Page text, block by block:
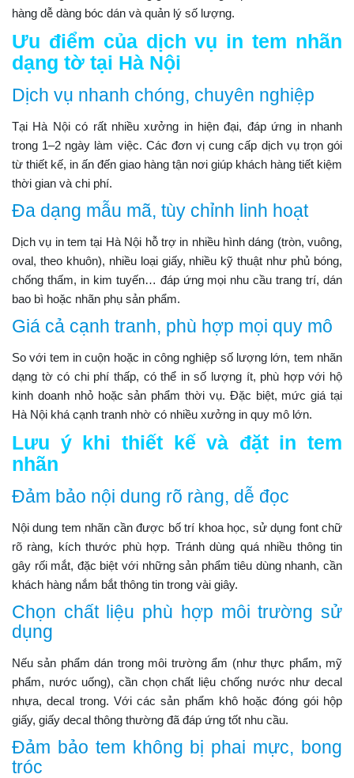
hàng dễ dàng bóc dán và quản lý số lượng.
Ưu điểm của dịch vụ in tem nhãn
dạng tờ tại Hà Nội
Dịch vụ nhanh chóng, chuyên nghiệp
Tại Hà Nội có rất nhiều xưởng in hiện đại, đáp ứng in nhanh
trong 1–2 ngày làm việc. Các đơn vị cung cấp dịch vụ trọn gói
từ thiết kế, in ấn đến giao hàng tận nơi giúp khách hàng tiết kiệm
thời gian và chi phí.
Đa dạng mẫu mã, tùy chỉnh linh hoạt
Dịch vụ in tem tại Hà Nội hỗ trợ in nhiều hình dáng (tròn, vuông,
oval, theo khuôn), nhiều loại giấy, nhiều kỹ thuật như phủ bóng,
chống thấm, in kim tuyến… đáp ứng mọi nhu cầu trang trí, dán
bao bì hoặc nhãn phụ sản phẩm.
Giá cả cạnh tranh, phù hợp mọi quy mô
So với tem in cuộn hoặc in công nghiệp số lượng lớn, tem nhãn
dạng tờ có chi phí thấp, có thể in số lượng ít, phù hợp với hộ
kinh doanh nhỏ hoặc sản phẩm thời vụ. Đặc biệt, mức giá tại
Hà Nội khá cạnh tranh nhờ có nhiều xưởng in quy mô lớn.
Lưu ý khi thiết kế và đặt in tem
nhãn
Đảm bảo nội dung rõ ràng, dễ đọc
Nội dung tem nhãn cần được bố trí khoa học, sử dụng font chữ
rõ ràng, kích thước phù hợp. Tránh dùng quá nhiều thông tin
gây rối mắt, đặc biệt với những sản phẩm tiêu dùng nhanh, cần
khách hàng nắm bắt thông tin trong vài giây.
Chọn chất liệu phù hợp môi trường sử
dụng
Nếu sản phẩm dán trong môi trường ẩm (như thực phẩm, mỹ
phẩm, nước uống), cần chọn chất liệu chống nước như decal
nhựa, decal trong. Với các sản phẩm khô hoặc đóng gói hộp
giấy, giấy decal thông thường đã đáp ứng tốt nhu cầu.
Đảm bảo tem không bị phai mực, bong
tróc